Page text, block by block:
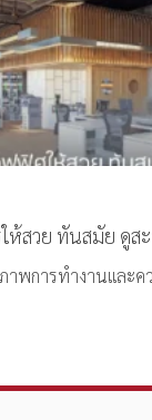
ห้สวย ทันสมัย ดูส
พการทำงานและค